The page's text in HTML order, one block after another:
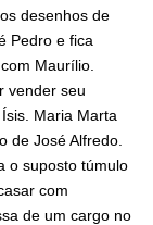
desenhos de
Pedro e fica
Maurílio.
vender seu
Maria Marta
de José Alfredo.
o suposto túmulo
com
de um cargo no